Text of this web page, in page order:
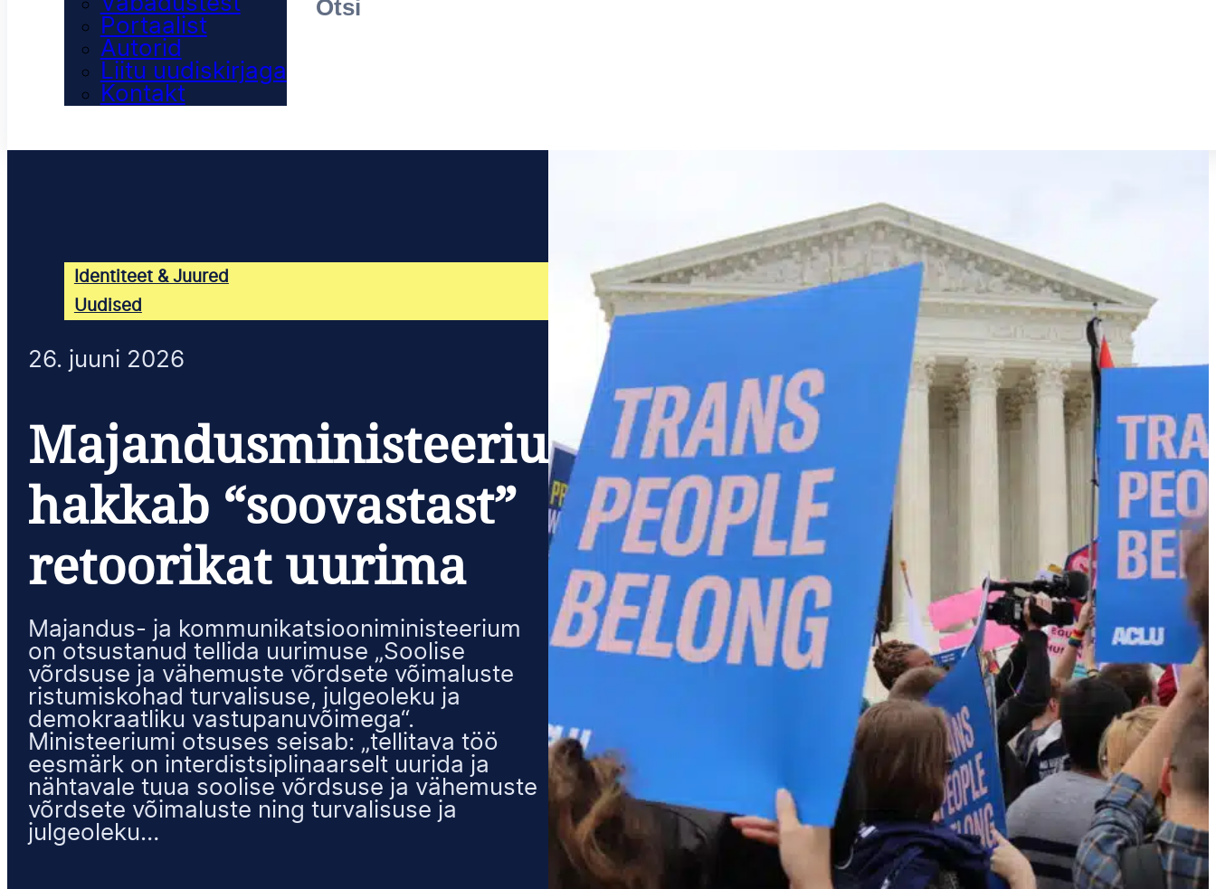
Portaalist
Autorid
Liitu uudiskirjaga
Kontakt
Identiteet & Juured
Uudised
26. juuni 2026
Majandusministeerium
hakkab “soovastast”
retoorikat uurima
Majandus- ja kommunikatsiooniministeerium
on otsustanud tellida uurimuse „Soolise
võrdsuse ja vähemuste võrdsete võimaluste
ristumiskohad turvalisuse, julgeoleku ja
demokraatliku vastupanuvõimega“.
Ministeeriumi otsuses seisab: „tellitava töö
eesmärk on interdistsiplinaarselt uurida ja
nähtavale tuua soolise võrdsuse ja vähemuste
võrdsete võimaluste ning turvalisuse ja
julgeoleku…